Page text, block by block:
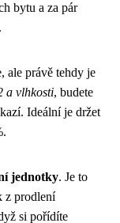
bytu a za pár
ale právě tehdy je
a vlhkosti, budete
Ideální je držet
jednotky. Je to
z prodlení
si pořídíte